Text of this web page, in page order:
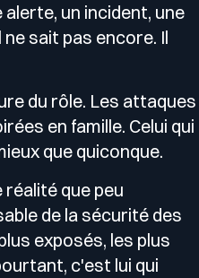
un incident, une
sait pas encore. Il
du rôle. Les attaques
en famille. Celui qui
que quiconque.
que peu
de la sécurité des
exposés, les plus
c'est lui qui